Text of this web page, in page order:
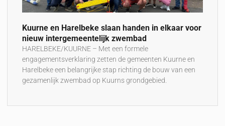
Kuurne en Harelbeke slaan handen in elkaar voor
nieuw intergemeentelijk zwembad
HARELBEKE/KUURNE – Met een formele
engagementsverklaring zetten de gemeenten Kuurne en
Harelbeke een belangrijke stap richting de bouw van een
gezamenlijk zwembad op Kuurns grondgebied.